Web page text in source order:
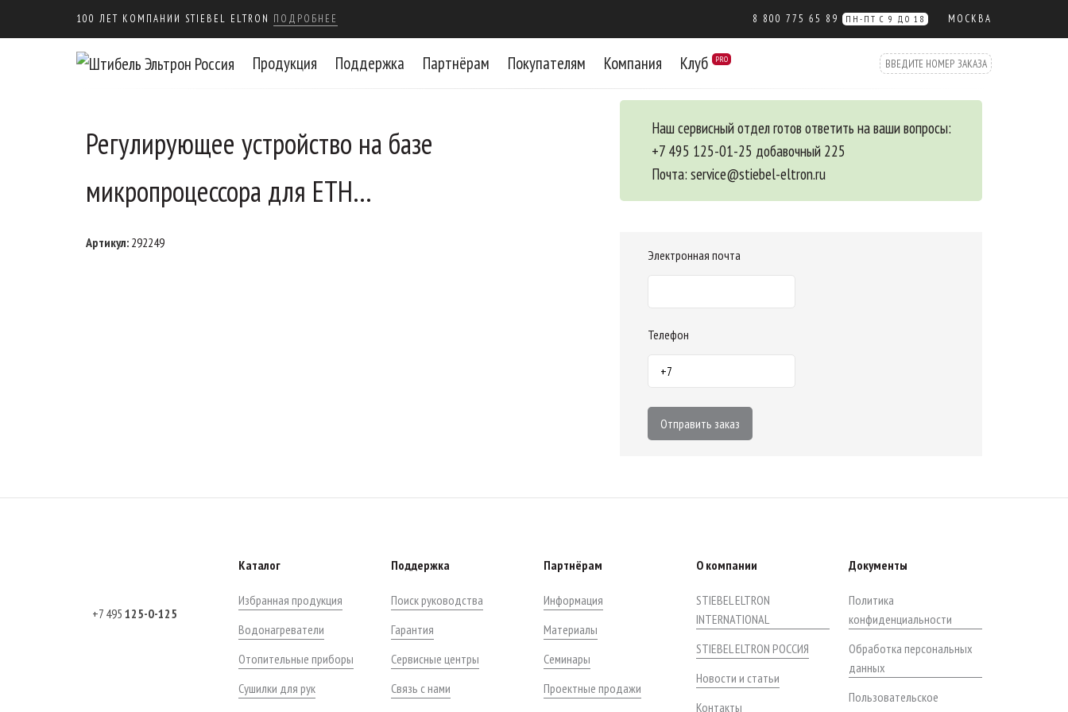
100 ЛЕТ КОМПАНИИ STIEBEL ELTRON ПОДРОБНЕЕ 8 800 775 65 89 ПН-ПТ С 9 ДО 18 МОСКВА
Продукция Поддержка Партнёрам Покупателям Компания Клуб PRO
Регулирующее устройство на базе
микропроцессора для ETH…
Артикул: 292249
Наш сервисный отдел готов ответить на ваши вопросы:
+7 495 125-01-25 добавочный 225
Почта: service@stiebel-eltron.ru
Электронная почта
Телефон
Отправить заказ
+7 495 125-0-125
Каталог
Избранная продукция
Водонагреватели
Отопительные приборы
Сушилки для рук
Поддержка
Поиск руководства
Гарантия
Сервисные центры
Связь с нами
Партнёрам
Информация
Материалы
Семинары
Проектные продажи
О компании
STIEBEL ELTRON
INTERNATIONAL
STIEBEL ELTRON РОССИЯ
Новости и статьи
Контакты
Документы
Политика
конфиденциальности
Обработка персональных
данных
Пользовательское